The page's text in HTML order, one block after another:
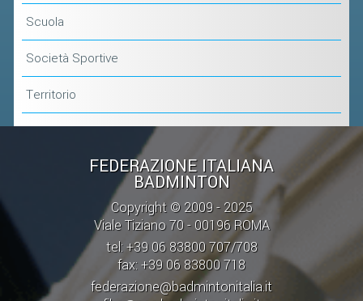
Scuola
Società Sportive
Territorio
FEDERAZIONE ITALIANA
BADMINTON
Copyright © 2009 - 2025
Viale Tiziano 70 - 00196 ROMA
tel: +39 06 83800 707/708
fax: +39 06 83800 718
federazione@badmintonitalia.it
SCHEDE ATLETI
NUOVI GIOCHI DELLA GIOVENTÙ
PROGETTO SHUTTLE TIME
TROFEO CONI
ENTI DI PROMOZIONE SPORTIVA
PROGETTI CONI